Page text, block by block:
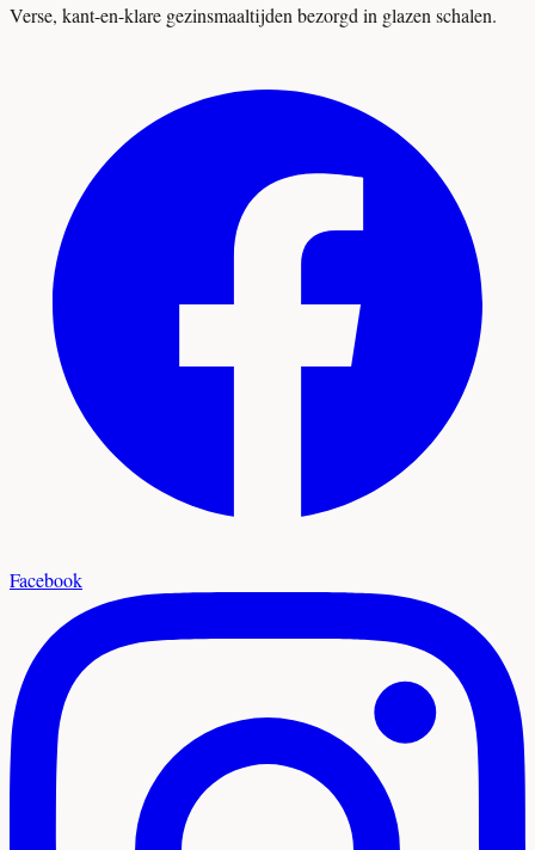
Verse, kant-en-klare gezinsmaaltijden bezorgd in glazen schalen.
Facebook